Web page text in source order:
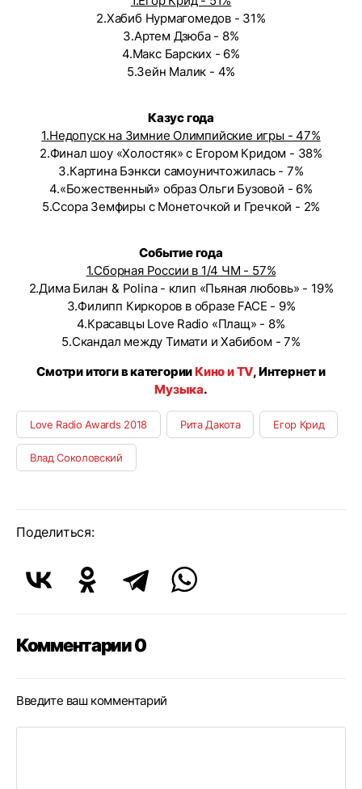
2.Хабиб Нурмагомедов - 31%
3.Артем Дзюба - 8%
4.Макс Барских - 6%
5.Зейн Малик - 4%
Казус года
1.Недопуск на Зимние Олимпийские игры - 47%
2.Финал шоу «Холостяк» с Егором Кридом - 38%
3.Картина Бэнкси самоуничтожилась - 7%
4.«Божественный» образ Ольги Бузовой - 6%
5.Ссора Земфиры с Монеточкой и Гречкой - 2%
Событие года
1.Сборная России в 1/4 ЧМ - 57%
2.Дима Билан & Polina - клип «Пьяная любовь» - 19%
3.Филипп Киркоров в образе FACE - 9%
4.Красавцы Love Radio «Плащ» - 8%
5.Скандал между Тимати и Хабибом - 7%
Смотри итоги в категорииКино и TV, Интернет и
Музыка.
Love Radio Awards 2018 Рита Дакота Егор Крид
Влад Соколовский
Поделиться:
Комментарии 0
Введите ваш комментарий